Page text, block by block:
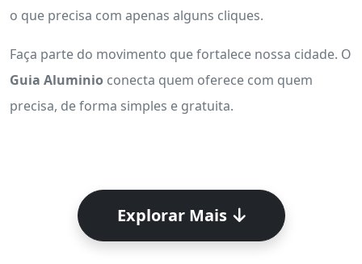
o que precisa com apenas alguns cliques.
Faça parte do movimento que fortalece nossa cidade. O
Guia Aluminio conecta quem oferece com quem
precisa, de forma simples e gratuita.
Explorar Mais